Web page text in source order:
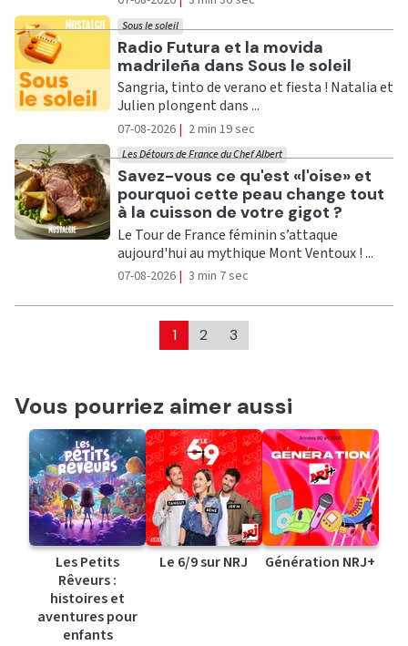
Ecouter
Radio Futura et la movida
madrileña dans Sous le soleil
Sous le soleil
Sangria, tinto de verano et fiesta ! Natalia et
Julien plongent dans ...
07-08-2026 | 2 min 19 sec
Ecouter
Savez-vous ce qu'est «l'oise» et
pourquoi cette peau change tout
à la cuisson de votre gigot ?
Les Détours de France du Chef Albert
Le Tour de France féminin s’attaque
aujourd'hui au mythique Mont Ventoux ! ...
07-08-2026 | 3 min 7 sec
1 2 3
Vous pourriez aimer aussi
Les Petits
Rêveurs :
histoires et
aventures pour
enfants
Le 6/9 sur NRJ Génération NRJ+